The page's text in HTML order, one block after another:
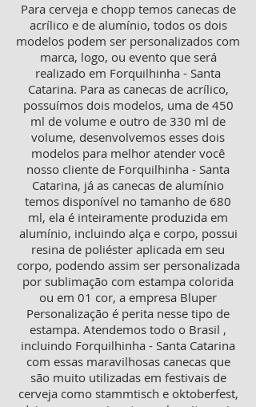
Para cerveja e chopp temos canecas de
acrílico e de alumínio, todos os dois
modelos podem ser personalizados com
marca, logo, ou evento que será
realizado em Forquilhinha - Santa
Catarina. Para as canecas de acrílico,
possuímos dois modelos, uma de 450
ml de volume e outro de 330 ml de
volume, desenvolvemos esses dois
modelos para melhor atender você
nosso cliente de Forquilhinha - Santa
Catarina, já as canecas de alumínio
temos disponível no tamanho de 680
ml, ela é inteiramente produzida em
alumínio, incluindo alça e corpo, possui
resina de poliéster aplicada em seu
corpo, podendo assim ser personalizada
por sublimação com estampa colorida
ou em 01 cor, a empresa Bluper
Personalização é perita nesse tipo de
estampa. Atendemos todo o Brasil ,
incluindo Forquilhinha - Santa Catarina
com essas maravilhosas canecas que
são muito utilizadas em festivais de
cerveja como stammtisch e oktoberfest,